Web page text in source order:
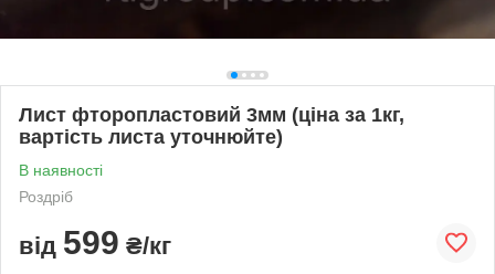
Лист фторопластовий 3мм (ціна за 1кг,
вартість листа уточнюйте)
В наявності
Роздріб
від 599 ₴/кг